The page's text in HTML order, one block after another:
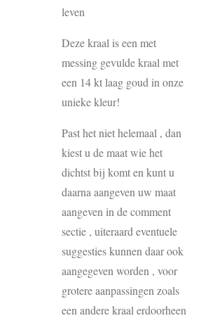
leven
Deze kraal is een met
messing gevulde kraal met
een 14 kt laag goud in onze
unieke kleur!
Past het niet helemaal , dan
kiest u de maat wie het
dichtst bij komt en kunt u
daarna aangeven uw maat
aangeven in de comment
sectie , uiteraard eventuele
suggesties kunnen daar ook
aangegeven worden , voor
grotere aanpassingen zoals
een andere kraal erdoorheen